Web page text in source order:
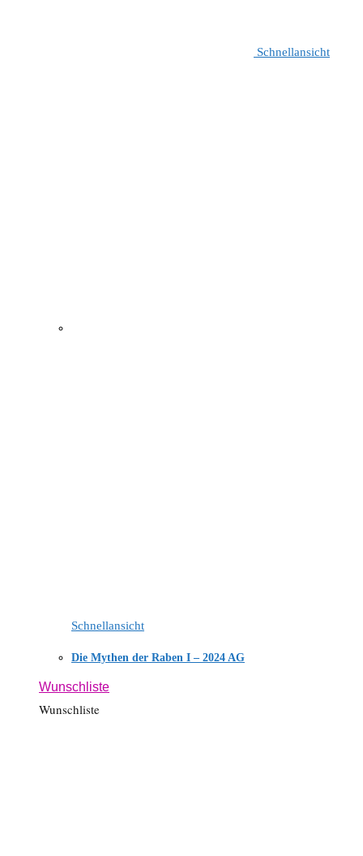
Schnellansicht
Schnellansicht
Die Mythen der Raben I – 2024 AG
Wunschliste
Wunschliste